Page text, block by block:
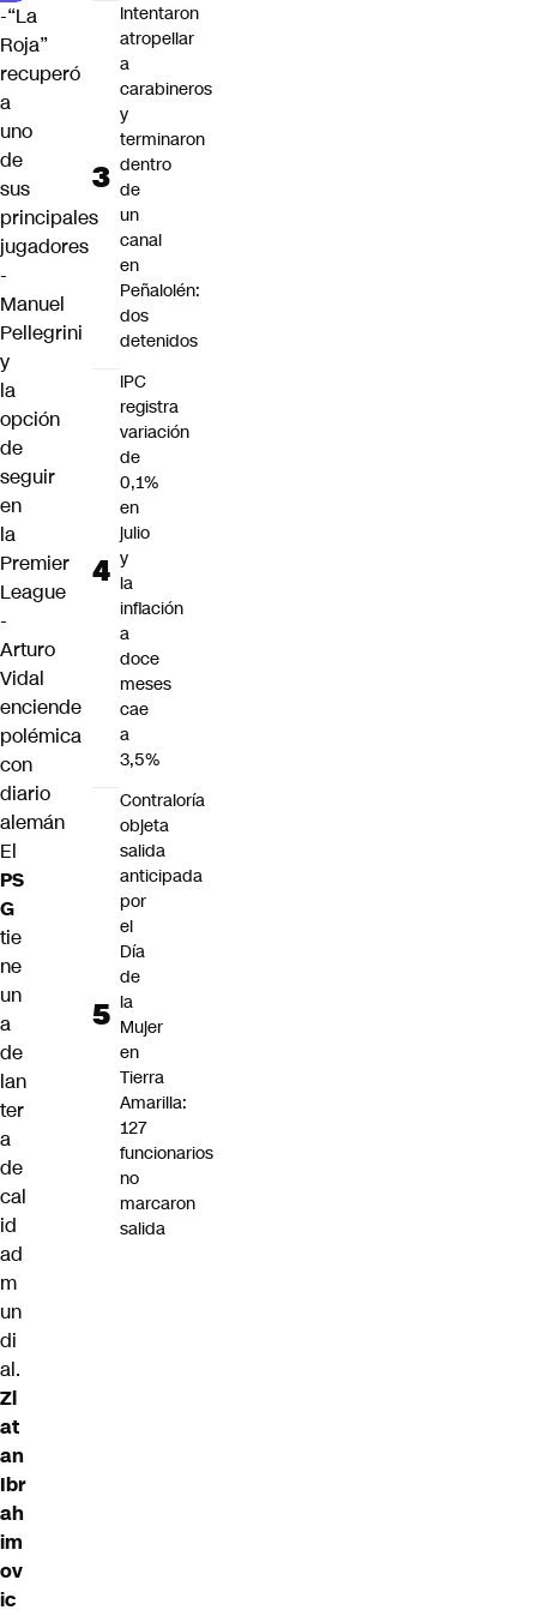
-“La
Roja”
recuperó
a
uno
de
sus
principales
jugadores
-
Manuel
Pellegrini
y
la
opción
de
seguir
en
la
Premier
League
-
Arturo
Vidal
enciende
polémica
con
diario
alemán
El
PS
G
tie
ne
un
a
de
lan
ter
a
de
cal
id
ad
m
un
di
al.
Zl
at
an
Ibr
ah
im
ov
ic
Intentaron
atropellar
a
carabineros
y
terminaron
dentro
de
un
canal
en
Peñalolén:
dos
detenidos
IPC
registra
variación
de
0,1%
en
julio
y
la
inflación
a
doce
meses
cae
a
3,5%
Contraloría
objeta
salida
anticipada
por
el
Día
de
la
Mujer
en
Tierra
Amarilla:
127
funcionarios
no
marcaron
salida